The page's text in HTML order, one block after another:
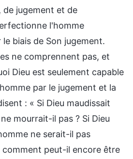
de jugement et de
l'homme
biais de Son jugement.
ne comprennent pas, et
Dieu est seulement capable
par le jugement et la
: « Si Dieu maudissait
mourrait-il pas ? Si Dieu
ne serait-il pas
comment peut-il encore être